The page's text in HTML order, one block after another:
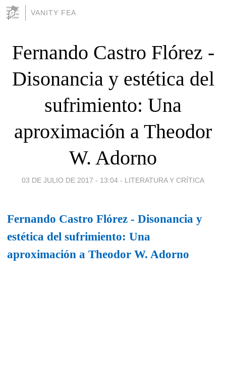
VANITY FEA
Fernando Castro Flórez -
Disonancia y estética del
sufrimiento: Una
aproximación a Theodor
W. Adorno
03 DE JULIO DE 2017 - 13:04 - LITERATURA Y CRÍTICA
Fernando Castro Flórez - Disonancia y
estética del sufrimiento: Una
aproximación a Theodor W. Adorno